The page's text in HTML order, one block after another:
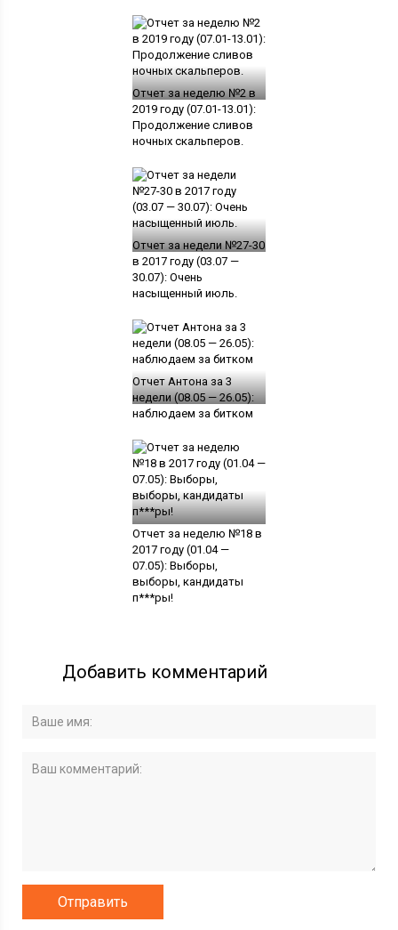
Отчет за неделю №2 в
2019 году (07.01-13.01):
Продолжение сливов
ночных скальперов.
Отчет за недели №27-30
в 2017 году (03.07 —
30.07): Очень
насыщенный июль.
Отчет Антона за 3
недели (08.05 — 26.05):
наблюдаем за битком
Отчет за неделю №18 в
2017 году (01.04 —
07.05): Выборы,
выборы, кандидаты
п***ры!
Добавить комментарий